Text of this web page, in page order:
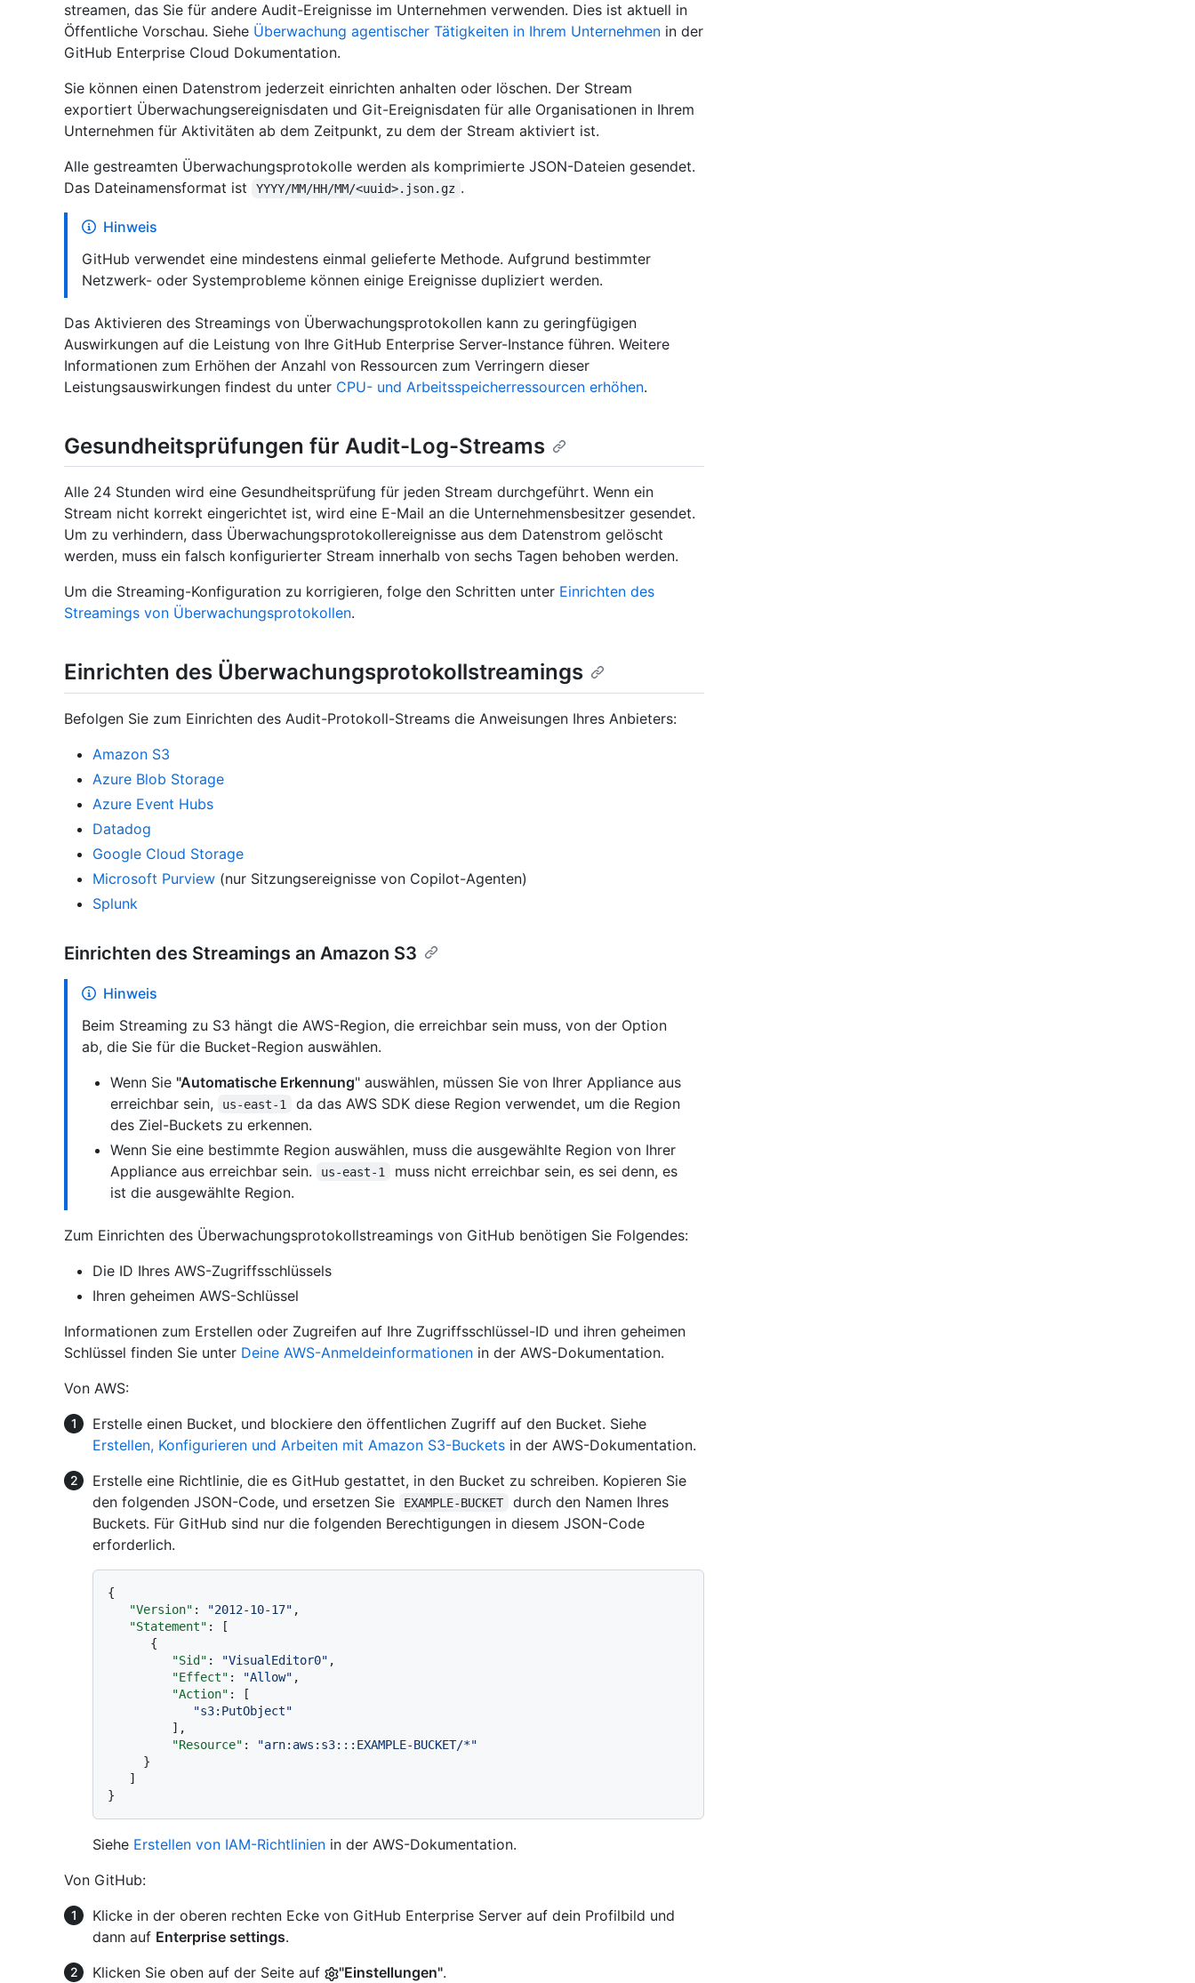
streamen, das Sie für andere Audit-Ereignisse im Unternehmen verwenden. Dies ist aktuell in
Öffentliche Vorschau. Siehe Überwachung agentischer Tätigkeiten in Ihrem Unternehmen in der
GitHub Enterprise Cloud Dokumentation.
Sie können einen Datenstrom jederzeit einrichten anhalten oder löschen. Der Stream
exportiert Überwachungsereignisdaten und Git-Ereignisdaten für alle Organisationen in Ihrem
Unternehmen für Aktivitäten ab dem Zeitpunkt, zu dem der Stream aktiviert ist.
Alle gestreamten Überwachungsprotokolle werden als komprimierte JSON-Dateien gesendet.
Das Dateinamensformat ist
YYYY/MM/HH/MM/<uuid>.json.gz .
Hinweis
GitHub verwendet eine mindestens einmal gelieferte Methode. Aufgrund bestimmter
Netzwerk- oder Systemprobleme können einige Ereignisse dupliziert werden.
Das Aktivieren des Streamings von Überwachungsprotokollen kann zu geringfügigen
Auswirkungen auf die Leistung von Ihre GitHub Enterprise Server-Instance führen. Weitere
Informationen zum Erhöhen der Anzahl von Ressourcen zum Verringern dieser
Leistungsauswirkungen findest du unter CPU- und Arbeitsspeicherressourcen erhöhen.
Gesundheitsprüfungen für Audit-Log-Streams
Alle 24 Stunden wird eine Gesundheitsprüfung für jeden Stream durchgeführt. Wenn ein
Stream nicht korrekt eingerichtet ist, wird eine E-Mail an die Unternehmensbesitzer gesendet.
Um zu verhindern, dass Überwachungsprotokollereignisse aus dem Datenstrom gelöscht
werden, muss ein falsch konfigurierter Stream innerhalb von sechs Tagen behoben werden.
Um die Streaming-Konfiguration zu korrigieren, folge den Schritten unter Einrichten des
Streamings von Überwachungsprotokollen.
Einrichten des Überwachungsprotokollstreamings
Befolgen Sie zum Einrichten des Audit-Protokoll-Streams die Anweisungen Ihres Anbieters:
Amazon S3
Azure Blob Storage
Azure Event Hubs
Datadog
Google Cloud Storage
Microsoft Purview (nur Sitzungsereignisse von Copilot-Agenten)
Splunk
Einrichten des Streamings an Amazon S3
Hinweis
Beim Streaming zu S3 hängt die AWS-Region, die erreichbar sein muss, von der Option
ab, die Sie für die Bucket-Region auswählen.
Wenn Sie "Automatische Erkennung" auswählen, müssen Sie von Ihrer Appliance aus
erreichbar sein,
us-east-1
da das AWS SDK diese Region verwendet, um die Region
des Ziel-Buckets zu erkennen.
Wenn Sie eine bestimmte Region auswählen, muss die ausgewählte Region von Ihrer
Appliance aus erreichbar sein.
us-east-1
muss nicht erreichbar sein, es sei denn, es
ist die ausgewählte Region.
Zum Einrichten des Überwachungsprotokollstreamings von GitHub benötigen Sie Folgendes:
Die ID Ihres AWS-Zugriffsschlüssels
Ihren geheimen AWS-Schlüssel
Informationen zum Erstellen oder Zugreifen auf Ihre Zugriffsschlüssel-ID und ihren geheimen
Schlüssel finden Sie unter Deine AWS-Anmeldeinformationen in der AWS-Dokumentation.
Von AWS:
Erstelle einen Bucket, und blockiere den öffentlichen Zugriff auf den Bucket. Siehe
Erstellen, Konfigurieren und Arbeiten mit Amazon S3-Buckets in der AWS-Dokumentation.
Erstelle eine Richtlinie, die es GitHub gestattet, in den Bucket zu schreiben. Kopieren Sie
den folgenden JSON-Code, und ersetzen Sie
EXAMPLE-BUCKET
durch den Namen Ihres
Buckets. Für GitHub sind nur die folgenden Berechtigungen in diesem JSON-Code
erforderlich.
{
"Version" : "2012-10-17" ,
"Statement" :
[
{
"Sid" : "VisualEditor0" ,
"Effect" : "Allow" ,
"Action" :
[
"s3:PutObject"
] ,
"Resource" :
"arn:aws:s3:::EXAMPLE-BUCKET/*"
}
]
}
Siehe Erstellen von IAM-Richtlinien in der AWS-Dokumentation.
Von GitHub:
Klicke in der oberen rechten Ecke von GitHub Enterprise Server auf dein Profilbild und
dann auf Enterprise settings.
Klicken Sie oben auf der Seite auf
"Einstellungen".